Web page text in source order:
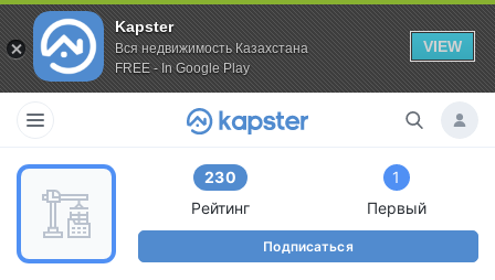
Kapster
Вся недвижимость Казахстана
FREE - In Google Play
VIEW
230
Рейтинг
1
Первый
Подписаться